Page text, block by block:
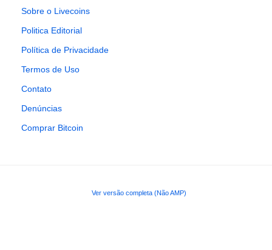
Sobre o Livecoins
Politica Editorial
Política de Privacidade
Termos de Uso
Contato
Denúncias
Comprar Bitcoin
Ver versão completa (Não AMP)